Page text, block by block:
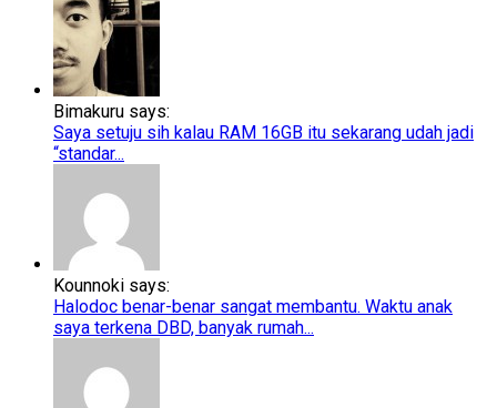
Bimakuru says:
Saya setuju sih kalau RAM 16GB itu sekarang udah jadi
“standar...
Kounnoki says:
Halodoc benar-benar sangat membantu. Waktu anak
saya terkena DBD, banyak rumah...